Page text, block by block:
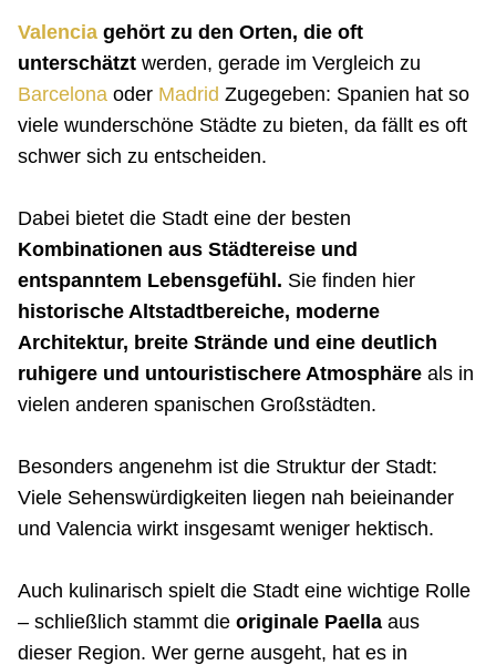
Valencia gehört zu den Orten, die oft
unterschätzt werden, gerade im Vergleich zu
Barcelona oder Madrid Zugegeben: Spanien hat so
viele wunderschöne Städte zu bieten, da fällt es oft
schwer sich zu entscheiden.
Dabei bietet die Stadt eine der besten
Kombinationen aus Städtereise und
entspanntem Lebensgefühl. Sie finden hier
historische Altstadtbereiche, moderne
Architektur, breite Strände und eine deutlich
ruhigere und untouristischere Atmosphäre als in
vielen anderen spanischen Großstädten.
Besonders angenehm ist die Struktur der Stadt:
Viele Sehenswürdigkeiten liegen nah beieinander
und Valencia wirkt insgesamt weniger hektisch.
Auch kulinarisch spielt die Stadt eine wichtige Rolle
– schließlich stammt die originale Paella aus
dieser Region. Wer gerne ausgeht, hat es in